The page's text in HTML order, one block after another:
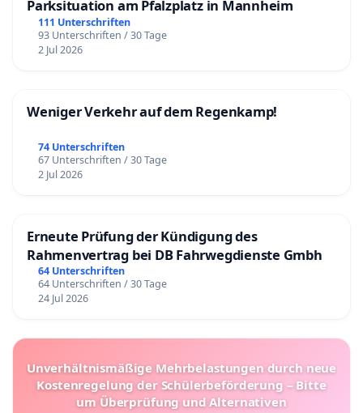
Parksituation am Pfalzplatz in Mannheim
111 Unterschriften
93 Unterschriften / 30 Tage
2 Jul 2026
Weniger Verkehr auf dem Regenkamp!
74 Unterschriften
67 Unterschriften / 30 Tage
2 Jul 2026
Erneute Prüfung der Kündigung des
Rahmenvertrag bei DB Fahrwegdienste Gmbh
64 Unterschriften
64 Unterschriften / 30 Tage
24 Jul 2026
Unverhältnismäßige Mehrbelastungen durch neue
Kostenregelung der Schülerbeförderung – Bitte
um Überprüfung und Alternativen